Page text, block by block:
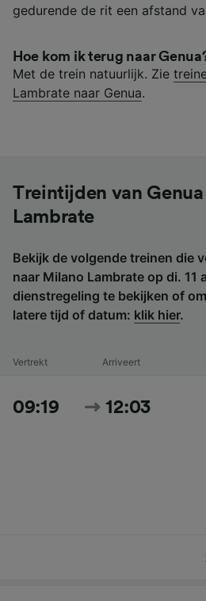
gedurende de rit een afstand
Hoe kom ik terug naar
Met de trein natuurlijk. Zie
Lambrate naar Genua.
Treintijden van
Lambrate
Bekijk de volgende treinen die
naar Milano Lambrate op di. 11
dienstregeling te bekijken of
latere tijd of datum: klik hier.
Vertrekt Arriveert
09:19 12:03